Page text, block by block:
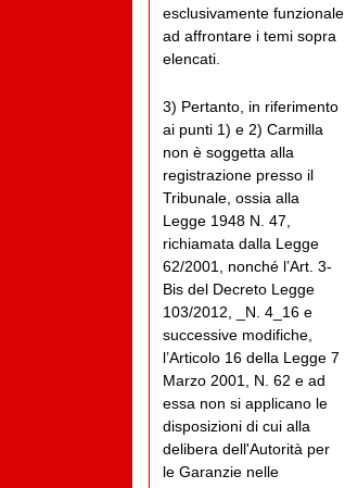
esclusivamente funzionale
ad affrontare i temi sopra
elencati.
3) Pertanto, in riferimento
ai punti 1) e 2) Carmilla
non è soggetta alla
registrazione presso il
Tribunale, ossia alla
Legge 1948 N. 47,
richiamata dalla Legge
62/2001, nonché l’Art. 3-
Bis del Decreto Legge
103/2012, _N. 4_16 e
successive modifiche,
l’Articolo 16 della Legge 7
Marzo 2001, N. 62 e ad
essa non si applicano le
disposizioni di cui alla
delibera dell'Autorità per
le Garanzie nelle